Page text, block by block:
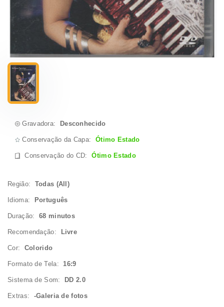
Gravadora: Desconhecido
Conservação da Capa: Ótimo Estado
Conservação do CD:Ótimo Estado
Região: Todas (All)
Idioma: Português
Duração: 68 minutos
Recomendação: Livre
Cor: Colorido
Formato de Tela: 16:9
Sistema de Som: DD 2.0
Extras: -Galeria de fotos